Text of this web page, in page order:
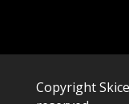
Copyright